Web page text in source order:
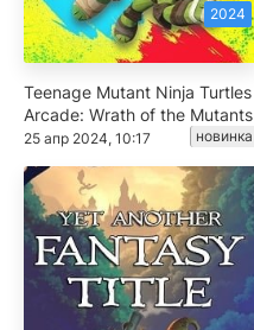
2024
Teenage Mutant Ninja Turtles
Arcade: Wrath of the Mutants
25 апр 2024, 10:17 новинка